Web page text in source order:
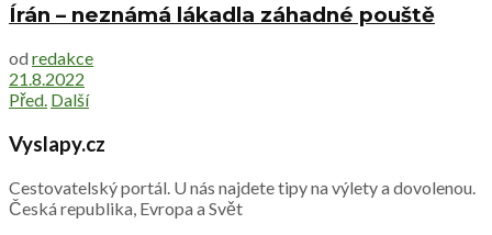
Írán – neznámá lákadla záhadné pouště
od redakce
21.8.2022
Před. Další
Vyslapy.cz
Cestovatelský portál. U nás najdete tipy na výlety a dovolenou.
Česká republika, Evropa a Svět